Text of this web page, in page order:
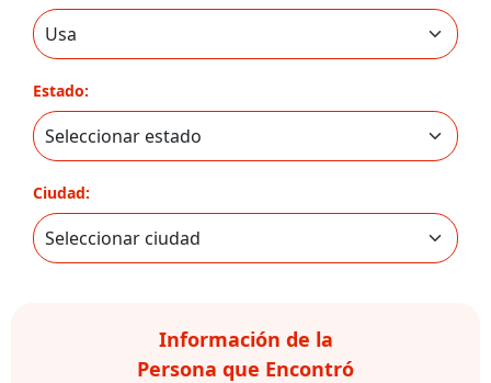
Estado:
Ciudad:
Información de la
Persona que Encontró